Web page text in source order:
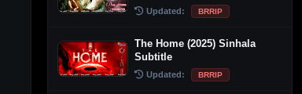
Updated: BRRIP
The Home (2025) Sinhala
Subtitle
Updated: BRRIP